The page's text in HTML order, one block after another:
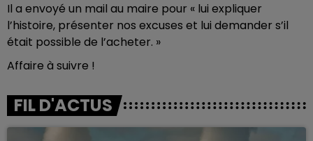
Il a envoyé un mail au maire pour « lui expliquer
l’histoire, présenter nos excuses et lui demander s’il
était possible de l’acheter. »
Affaire à suivre !
FIL D'ACTUS